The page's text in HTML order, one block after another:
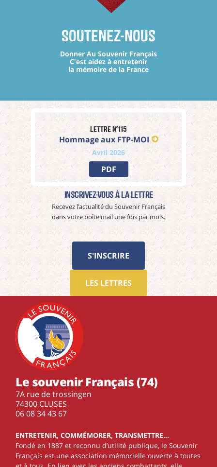
Soutenez-nous
Donner Au Souvenir Français
C'est aidez à entretenir
la mémoire de la France
Lettre n°115
Hommage aux FTP-MOI
Avril 2026
PDF
Inscrivez-vous à La Lettre
Recevez l’actualité du Souvenir Français
dans votre boîte mail une fois par mois.
S'INSCRIRE
LES LETTRES
Le souvenir Français (74)
7A rue de trossingen
74300 CLUSES
‭06 08 34 43 67‬
ENTRETENIR, COMMÉMORER, TRANSMETTRE…
Fondé en 1887 et reconnu d’utilité publique, le Souvenir
Français est une association mémorielle ouverte à toutes